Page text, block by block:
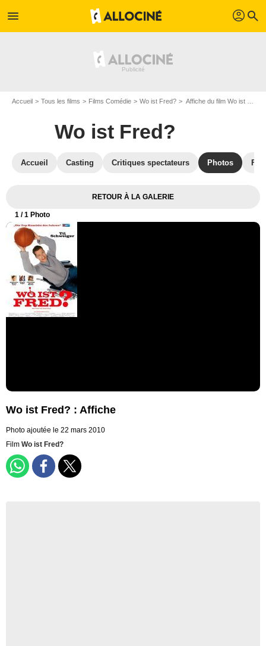
menu profil search
Accueil Tous les films Films Comédie Wo ist Fred? Affiche du film Wo ist Fred? - Photo 1
Wo ist Fred?
Accueil Casting Critiques spectateurs Photos
RETOUR À LA GALERIE
1 / 1 Photo
Wo ist Fred? : Affiche
Photo ajoutée le 22 mars 2010
Film Wo ist Fred?